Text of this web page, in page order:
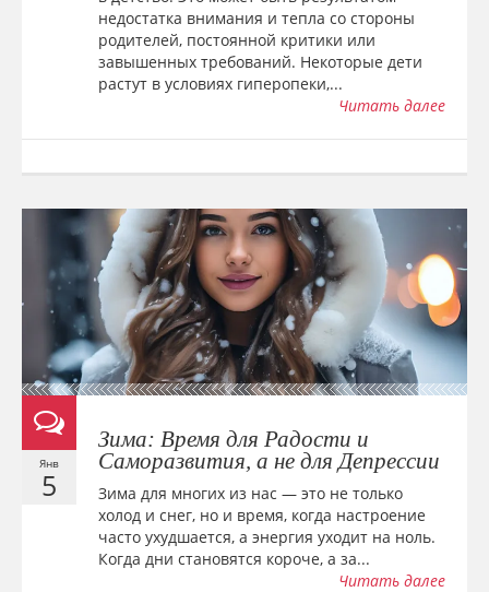
недостатка внимания и тепла со стороны
родителей, постоянной критики или
завышенных требований. Некоторые дети
растут в условиях гиперопеки,...
Читать далее
Янв
5
Зима: Время для Радости и
Саморазвития, а не для Депрессии
Зима для многих из нас — это не только
холод и снег, но и время, когда настроение
часто ухудшается, а энергия уходит на ноль.
Когда дни становятся короче, а за...
Читать далее